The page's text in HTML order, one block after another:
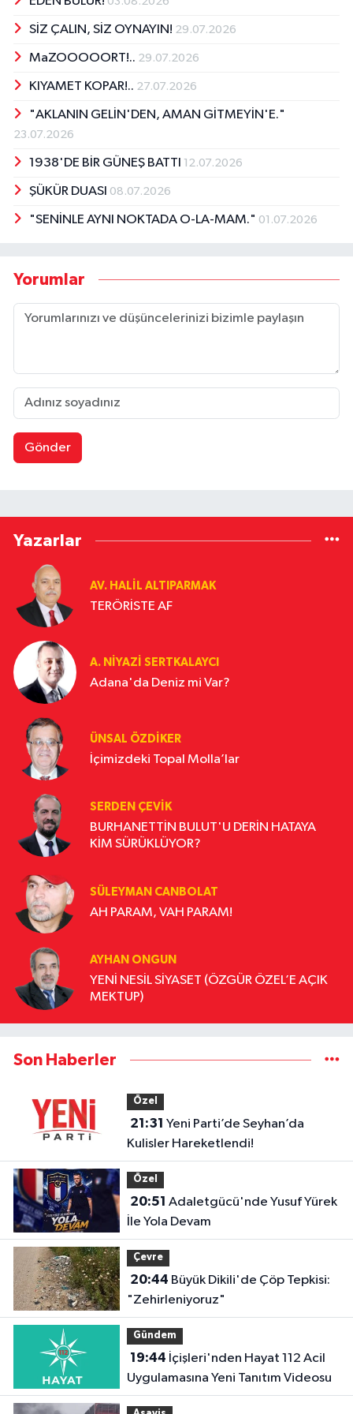
SİZ ÇALIN, SİZ OYNAYIN! 29.07.2026
MaZOOOOORT!.. 29.07.2026
KIYAMET KOPAR!.. 27.07.2026
"AKLANIN GELİN'DEN, AMAN GİTMEYİN'E."
23.07.2026
1938'DE BİR GÜNEŞ BATTI 12.07.2026
ŞÜKÜR DUASI 08.07.2026
"SENİNLE AYNI NOKTADA O-LA-MAM." 01.07.2026
Yorumlar
Gönder
Yazarlar
AV. HALIL ALTIPARMAK
TERÖRİSTE AF
A. NIYAZI SERTKALAYCI
Adana'da Deniz mi Var?
ÜNSAL ÖZDIKER
İçimizdeki Topal Molla’lar
SERDEN ÇEVIK
BURHANETTİN BULUT'U DERİN HATAYA
KİM SÜRÜKLÜYOR?
SÜLEYMAN CANBOLAT
AH PARAM, VAH PARAM!
AYHAN ONGUN
YENİ NESİL SİYASET (ÖZGÜR ÖZEL’E AÇIK
MEKTUP)
Son Haberler
Özel
21:31
Kulisler Hareketlendi!
Özel
20:51
İle Yola Devam
Çevre
20:44
"Zehirleniyoruz"
Gündem
19:44
Uygulamasına Yeni Tanıtım Videosu